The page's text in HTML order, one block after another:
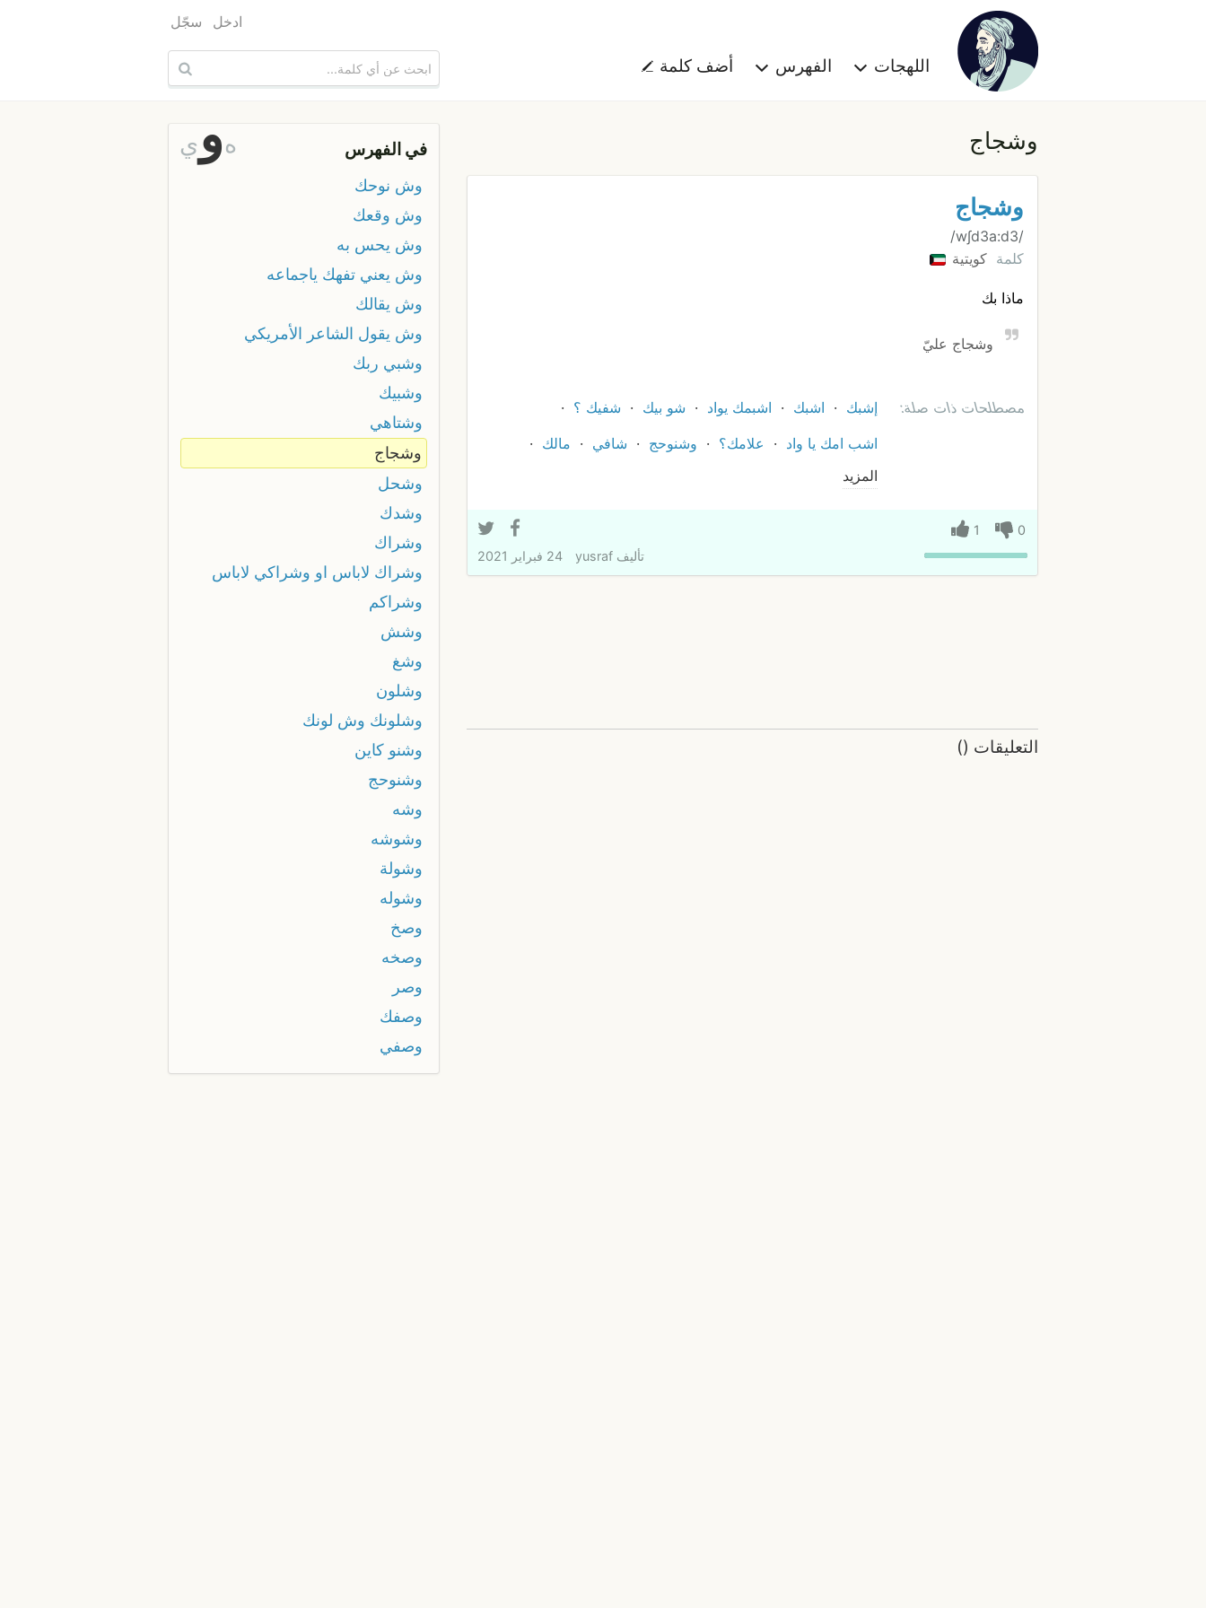
اللهجات الفهرس أضف كلمة
ادخل سجّل
وشجاج
وشجاج
/w∫d3a:d3/
كلمة كويتية
ماذا بك
وشجاج عليّ
مصطلحات ذات صلة: إشبك اشبك اشبمك يواد شو بيك
شفيك ؟
اشب امك يا واد
علامك؟ وشنوحج شافي
مالك
المزيد
0
1
تأليفyusraf 24 فبراير 2021
التعليقات (
)
في الفهرس هو ي
وش نوحك
وش وقعك
وش يحس به
وش يعني تفهك ياجماعه
وش يقالك
وش يقول الشاعر الأمريكي
وشبي ربك
وشبيك
وشتاهي
وشجاج
وشحل
وشدك
وشراك
وشراك لاباس او وشراكي لاباس
وشراكم
وشش
وشغ
وشلون
وشلونك وش لونك
وشنو كاين
وشنوحج
وشه
وشوشه
وشولة
وشوله
وصخ
وصخه
وصر
وصفك
وصفي